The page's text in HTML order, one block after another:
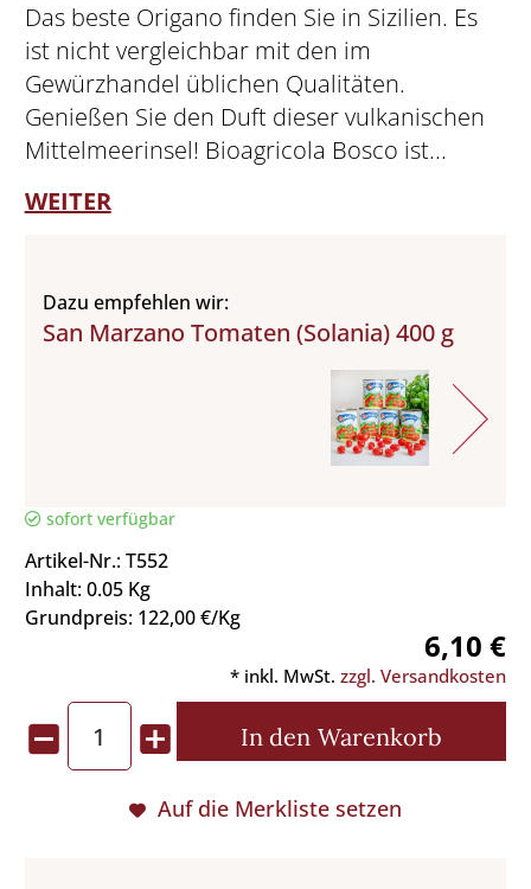
Das beste Origano finden Sie in Sizilien. Es
ist nicht vergleichbar mit den im
Gewürzhandel üblichen Qualitäten.
Genießen Sie den Duft dieser vulkanischen
Mittelmeerinsel! Bioagricola Bosco ist...
WEITER
Dazu empfehlen wir:
San Marzano Tomaten (Solania) 400 g
sofort verfügbar
Artikel-Nr.: T552
Inhalt: 0.05 Kg
Grundpreis: 122,00 €/Kg
6,10 €
* inkl. MwSt.zzgl. Versandkosten
In den Warenkorb
Auf die Merkliste setzen